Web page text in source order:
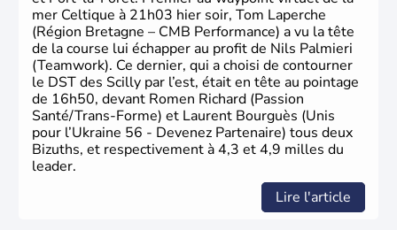
mer Celtique à 21h03 hier soir, Tom Laperche
(Région Bretagne – CMB Performance) a vu la tête
de la course lui échapper au profit de Nils Palmieri
(Teamwork). Ce dernier, qui a choisi de contourner
le DST des Scilly par l’est, était en tête au pointage
de 16h50, devant Romen Richard (Passion
Santé/Trans-Forme) et Laurent Bourguès (Unis
pour l’Ukraine 56 - Devenez Partenaire) tous deux
Bizuths, et respectivement à 4,3 et 4,9 milles du
leader.
Lire l'article